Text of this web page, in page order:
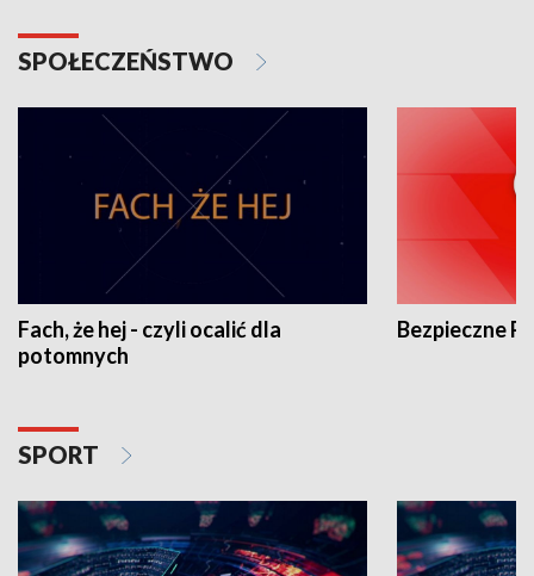
SPOŁECZEŃSTWO
Fach, że hej - czyli ocalić dla
potomnych
Bezpieczne
SPORT